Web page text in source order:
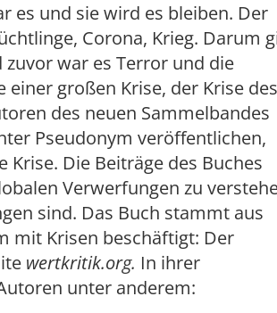
es und sie wird es bleiben. Der
Corona, Krieg. Darum
zuvor war es Terror und die
einer großen Krise, der Krise des
des neuen Sammelbandes
Pseudonym veröffentlichen,
Die Beiträge des Buches
Verwerfungen zu
sind. Das Buch stammt aus
mit Krisen beschäftigt: Der
wertkritik.org. In ihrer
unter anderem: